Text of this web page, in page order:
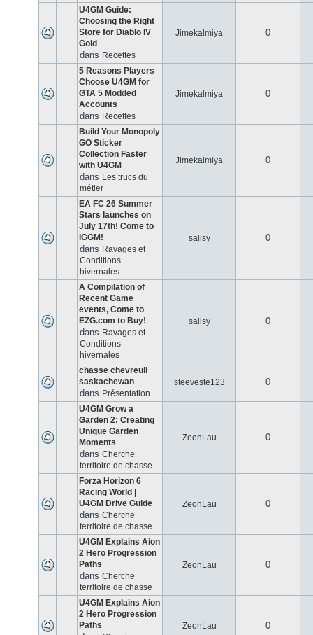
U4GM Guide:
Choosing the Right
Store for Diablo IV
Gold
dans Recettes
Jimekalmiya 0
5 Reasons Players
Choose U4GM for
GTA 5 Modded
Accounts
dans Recettes
Jimekalmiya 0
Build Your Monopoly
GO Sticker
Collection Faster
with U4GM
dans Les trucs du
métier
Jimekalmiya 0
EA FC 26 Summer
Stars launches on
July 17th! Come to
IGGM!
dans Ravages et
Conditions
hivernales
salisy 0
A Compilation of
Recent Game
events, Come to
EZG.com to Buy!
dans Ravages et
Conditions
hivernales
salisy 0
chasse chevreuil
saskachewan
dans Présentation
steeveste123 0
U4GM Grow a
Garden 2: Creating
Unique Garden
Moments
dans Cherche
territoire de chasse
ZeonLau 0
Forza Horizon 6
Racing World |
U4GM Drive Guide
dans Cherche
territoire de chasse
ZeonLau 0
U4GM Explains Aion
2 Hero Progression
Paths
dans Cherche
territoire de chasse
ZeonLau 0
U4GM Explains Aion
2 Hero Progression
Paths
ZeonLau 0